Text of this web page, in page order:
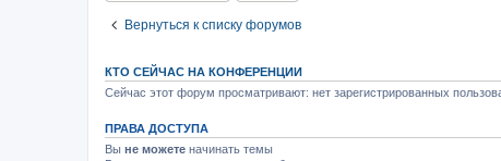
Вернуться к списку форумов
КТО СЕЙЧАС НА КОНФЕРЕНЦИИ
Сейчас этот форум просматривают: нет зарегистрированных
ПРАВА ДОСТУПА
Вы не можете начинать темы